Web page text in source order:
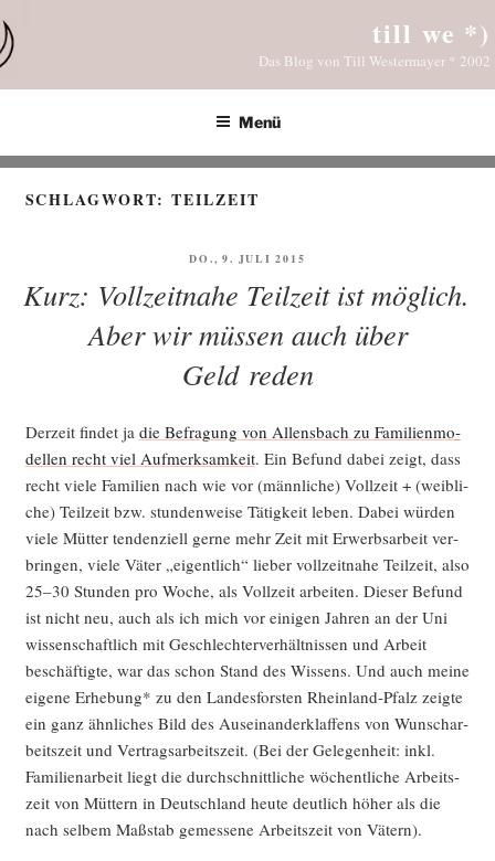
Inhalt
springen
till we *)
Das Blog von Till Westermayer * 2002
Menü
SCHLAGWORT:TEILZEIT
VERÖFFENTLICHT
DO., 9. JULI 2015
Kurz: Vollzeitnahe Teilzeit ist möglich.
Aber wir müssen auch über
Geld reden
Der­zeit fin­det ja die Befra­gung von Allens­bach zu Fami­li­en­mo­
del­len recht viel Auf­merk­sam­keit. Ein Befund dabei zeigt, dass
recht vie­le Fami­li­en nach wie vor (männ­li­che) Voll­zeit + (weib­li­
che) Teil­zeit bzw. stun­den­wei­se Tätig­keit leben. Dabei wür­den
vie­le Müt­ter ten­den­zi­ell ger­ne mehr Zeit mit Erwerbs­ar­beit ver­
brin­gen, vie­le Väter „eigent­lich“ lie­ber voll­zeit­na­he Teil­zeit, also
25–30 Stun­den pro Woche, als Voll­zeit arbei­ten. Die­ser Befund
ist nicht neu, auch als ich mich vor eini­gen Jah­ren an der Uni
wis­sen­schaft­lich mit Geschlech­ter­ver­hält­nis­sen und Arbeit
beschäf­tig­te, war das schon Stand des Wis­sens. Und auch mei­ne
eige­ne Erhe­bung* zu den Lan­des­fors­ten Rhein­land-Pfalz zeig­te
ein ganz ähn­li­ches Bild des Aus­ein­an­der­klaf­fens von Wunsch­ar­
beits­zeit und Ver­trags­ar­beits­zeit. (Bei der Gele­gen­heit: inkl.
Fami­li­en­ar­beit liegt die durch­schnitt­li­che wöchent­li­che Arbeits­
zeit von Müt­tern in Deutsch­land heu­te deut­lich höher als die
nach sel­bem Maß­stab gemes­se­ne Arbeits­zeit von Vätern).